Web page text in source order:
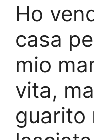
Ho
casa
mio
vita,
guarito